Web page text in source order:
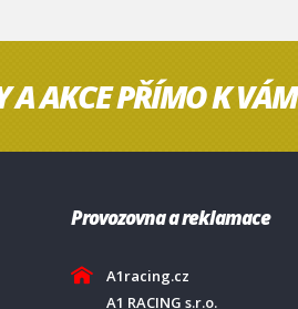
A AKCE PŘÍMO K VÁM
Provozovna a reklamace
A1racing.cz
A1 RACING s.r.o.